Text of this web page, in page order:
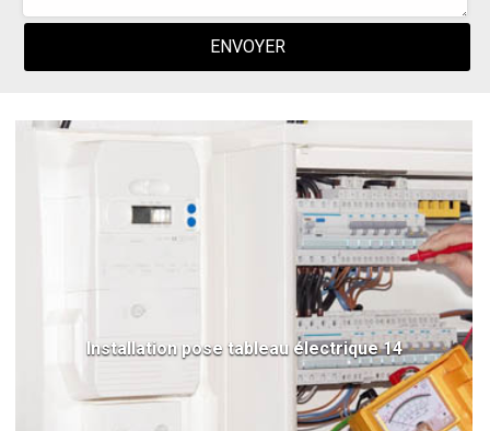
Installation pose tableau électrique 14